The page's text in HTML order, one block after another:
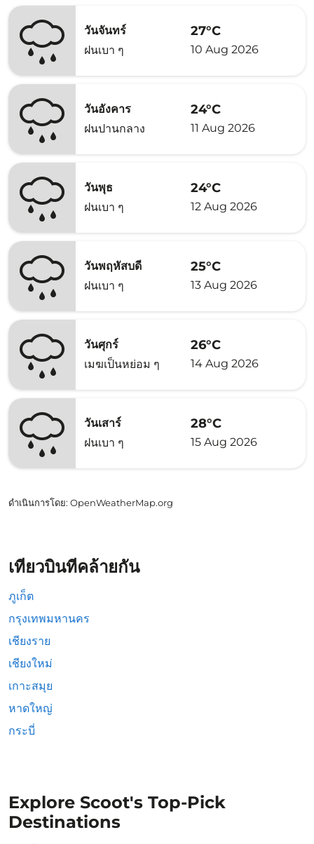
วันจันทร์
ฝนเบา ๆ
27°C
10 Aug 2026
วันอังคาร
ฝนปานกลาง
24°C
11 Aug 2026
วันพุธ
ฝนเบา ๆ
24°C
12 Aug 2026
วันพฤหัสบดี
ฝนเบา ๆ
25°C
13 Aug 2026
วันศุกร์
เมฆเป็นหย่อม ๆ
26°C
14 Aug 2026
วันเสาร์
ฝนเบา ๆ
28°C
15 Aug 2026
ดำเนินการโดย: OpenWeatherMap.org
เที่ยวบินที่คล้ายกัน
ภูเก็ต
กรุงเทพมหานคร
เชียงราย
เชียงใหม่
เกาะสมุย
หาดใหญ่
กระบี่
Explore Scoot's Top-Pick
Destinations